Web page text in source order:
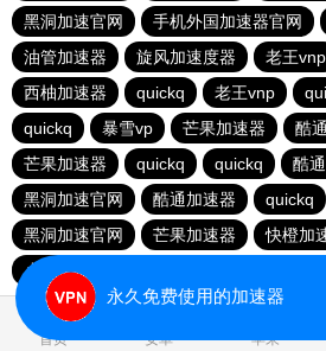
黑洞加速官网
手机外国加速器官网
油管加速器
旋风加速度器 老王vnp
西柚加速器
quickq 老王vnp
quickq
暴雪vp 芒果加速器 酷
芒果加速器
quickq quickq
酷
黑洞加速官网
酷通加速器 quickq
黑洞加速官网
芒果加速器
快橙加
小猫咪ciash加速器
首页 安卓 苹果
永久免费使用的加速器